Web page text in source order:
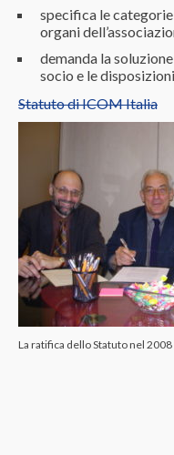
specifica le
organi
demanda la
socio e le
Statuto di ICOM Italia
La ratifica dello Statuto nel 2008